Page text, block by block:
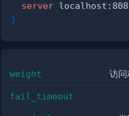
server
}
weight 访
fail_timeout